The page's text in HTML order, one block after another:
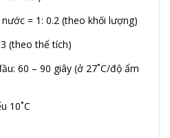
= 1: 0.2 (theo khối lượng)
(theo thể tích)
60 – 90 giây (ở 27˚C/độ ẩm
10˚C